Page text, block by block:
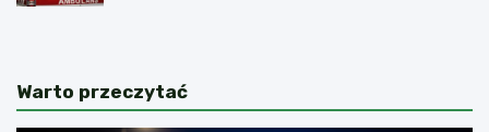
Warto przeczytać